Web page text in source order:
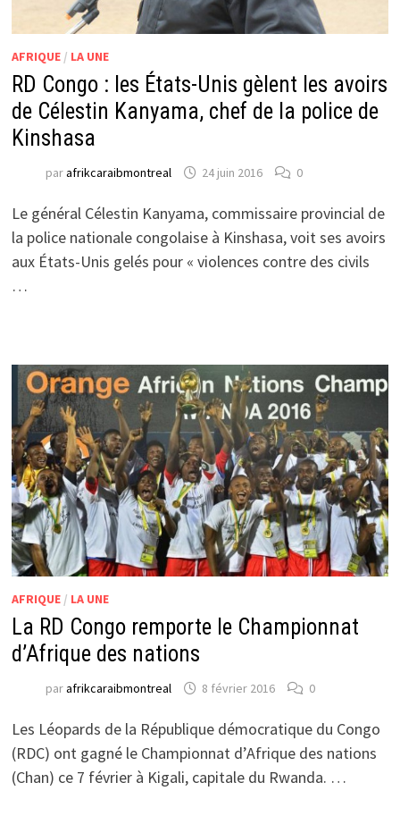
AFRIQUE/ LA UNE
RD Congo : les États-Unis gèlent les avoirs
de Célestin Kanyama, chef de la police de
Kinshasa
parafrikcaraibmontreal 24 juin 2016 0
Le général Célestin Kanyama, commissaire provincial de
la police nationale congolaise à Kinshasa, voit ses avoirs
aux États-Unis gelés pour « violences contre des civils
…
AFRIQUE/ LA UNE
La RD Congo remporte le Championnat
d’Afrique des nations
parafrikcaraibmontreal 8 février 2016 0
Les Léopards de la République démocratique du Congo
(RDC) ont gagné le Championnat d’Afrique des nations
(Chan) ce 7 février à Kigali, capitale du Rwanda. …